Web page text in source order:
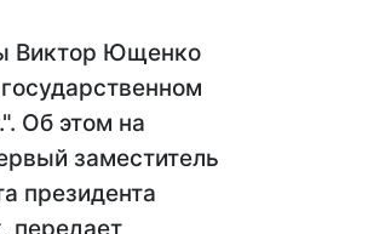
Виктор Ющенко
Об этом на
заместитель
президента